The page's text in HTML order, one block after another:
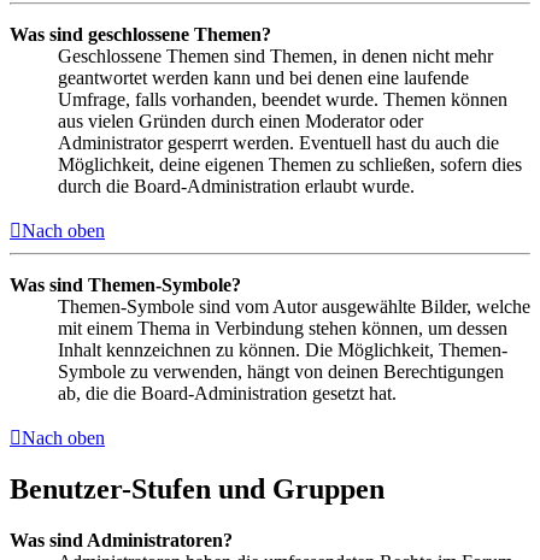
Was sind geschlossene Themen?
Geschlossene Themen sind Themen, in denen nicht mehr
geantwortet werden kann und bei denen eine laufende
Umfrage, falls vorhanden, beendet wurde. Themen können
aus vielen Gründen durch einen Moderator oder
Administrator gesperrt werden. Eventuell hast du auch die
Möglichkeit, deine eigenen Themen zu schließen, sofern dies
durch die Board-Administration erlaubt wurde.
Nach oben
Was sind Themen-Symbole?
Themen-Symbole sind vom Autor ausgewählte Bilder, welche
mit einem Thema in Verbindung stehen können, um dessen
Inhalt kennzeichnen zu können. Die Möglichkeit, Themen-
Symbole zu verwenden, hängt von deinen Berechtigungen
ab, die die Board-Administration gesetzt hat.
Nach oben
Benutzer-Stufen und Gruppen
Was sind Administratoren?